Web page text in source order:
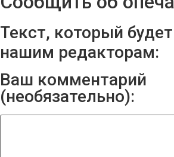
Текст, который
нашим редакторам:
Ваш комментарий
(необязательно):